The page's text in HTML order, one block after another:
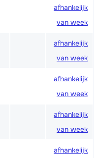
afhankelijk
van week
afhankelijk
van week
afhankelijk
van week
afhankelijk
van week
afhankelijk